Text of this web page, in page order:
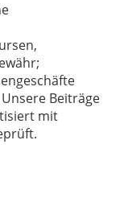
Beiträge
mit